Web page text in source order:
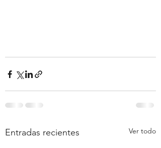
Entradas recientes Ver todo